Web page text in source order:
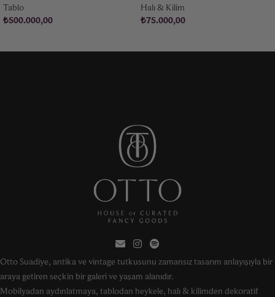
Tablo
₺500.000,00
Halı & Kilim
₺75.000,00
Otto Suadiye, antika ve vintage tutkusunu zamansız tasarım anlayışıyla bir
araya getiren seçkin bir galeri ve yaşam alanıdır.
Mobilyadan aydınlatmaya, tablodan heykele, halı & kilimden dekoratif